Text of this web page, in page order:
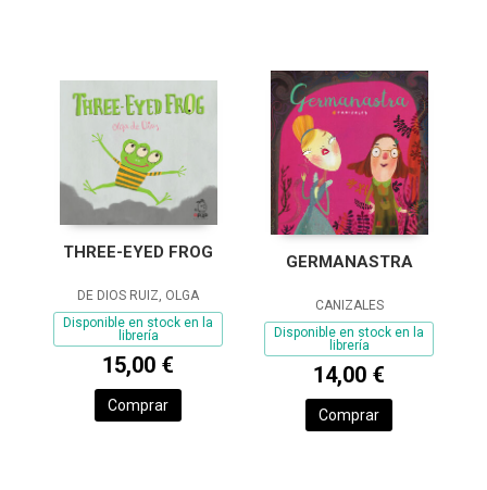
THREE-EYED FROG
DE DIOS RUIZ, OLGA
Disponible en stock en la
librería
15,00 €
Comprar
GERMANASTRA
CANIZALES
Disponible en stock en la
librería
14,00 €
Comprar